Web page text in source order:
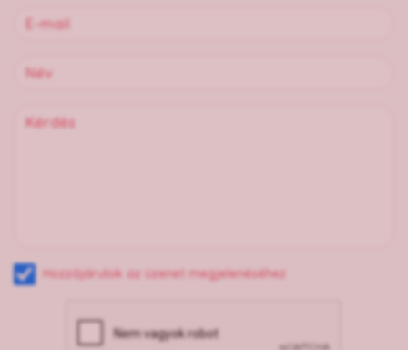
Hozzájárulok az üzenet megjelenéséhez